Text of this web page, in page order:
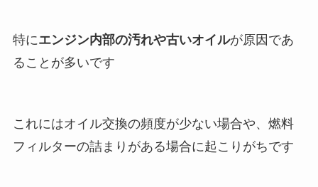
特にエンジン内部の汚れや古いオイルが原因であ
ることが多いです
これにはオイル交換の頻度が少ない場合や、燃料
フィルターの詰まりがある場合に起こりがちです